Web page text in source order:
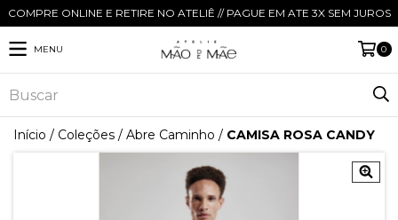
COMPRE ONLINE E RETIRE NO ATELIÊ // PAGUE EM ATE 3X SEM JUROS
MENU 0
Início / Coleções / Abre Caminho / CAMISA ROSA CANDY